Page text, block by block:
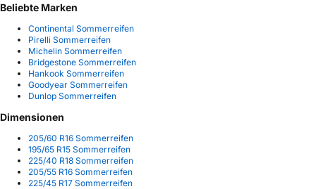
Beliebte Marken
Continental Sommerreifen
Pirelli Sommerreifen
Michelin Sommerreifen
Bridgestone Sommerreifen
Hankook Sommerreifen
Goodyear Sommerreifen
Dunlop Sommerreifen
Dimensionen
205/60 R16 Sommerreifen
195/65 R15 Sommerreifen
225/40 R18 Sommerreifen
205/55 R16 Sommerreifen
225/45 R17 Sommerreifen